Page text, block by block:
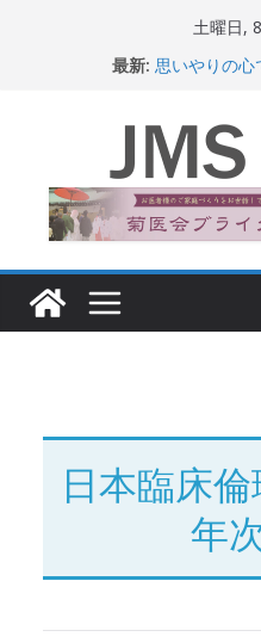
ッ
土曜日,
最新: 思いやりの心
関東大震災か
新生ニッポン！
日本臨床
年